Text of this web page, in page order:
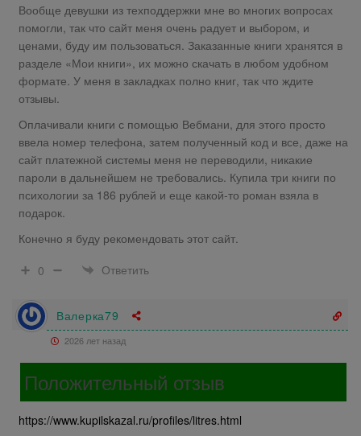
Вообще девушки из техподдержки мне во многих вопросах
помогли, так что сайт меня очень радует и выбором, и
ценами, буду им пользоваться. Заказанные книги хранятся в
разделе «Мои книги», их можно скачать в любом удобном
формате. У меня в закладках полно книг, так что ждите
отзывы.
Оплачивали книги с помощью Вебмани, для этого просто
ввела номер телефона, затем полученный код и все, даже на
сайт платежной системы меня не переводили, никакие
пароли в дальнейшем не требовались. Купила три книги по
психологии за 186 рублей и еще какой-то роман взяла в
подарок.
Конечно я буду рекомендовать этот сайт.
0
Ответить
Валерка79
2026 лет назад
Положительный отзыв
https://www.kupilskazal.ru/profiles/litres.html